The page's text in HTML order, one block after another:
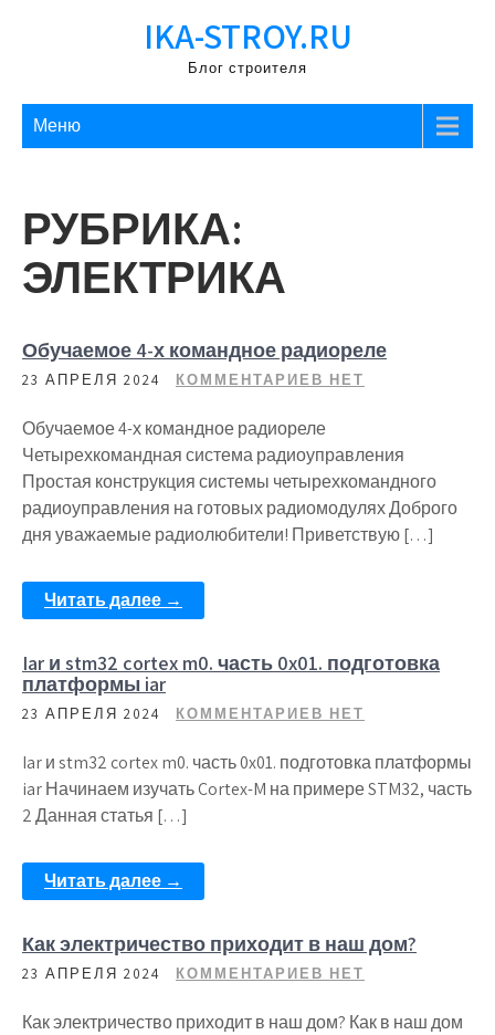
IKA-STROY.RU
Блог строителя
Меню
РУБРИКА:
ЭЛЕКТРИКА
Обучаемое 4-х командное радиореле
23 АПРЕЛЯ 2024 КОММЕНТАРИЕВ НЕТ
Обучаемое 4-х командное радиореле
Четырехкомандная система радиоуправления
Простая конструкция системы четырехкомандного
радиоуправления на готовых радиомодулях Доброго
дня уважаемые радиолюбители! Приветствую […]
Читать далее →
Iar и stm32 cortex m0. часть 0x01. подготовка
платформы iar
23 АПРЕЛЯ 2024 КОММЕНТАРИЕВ НЕТ
Iar и stm32 cortex m0. часть 0x01. подготовка платформы
iar Начинаем изучать Cortex-M на примере STM32, часть
2 Данная статья […]
Читать далее →
Как электричество приходит в наш дом?
23 АПРЕЛЯ 2024 КОММЕНТАРИЕВ НЕТ
Как электричество приходит в наш дом? Как в наш дом